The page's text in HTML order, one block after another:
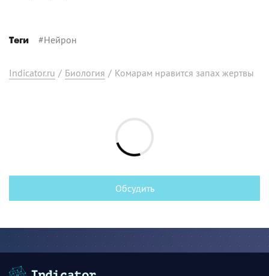
Теги #Нейрон
Indicator.ru / Биология / Комарам нравится запах жертвы
Обсудить